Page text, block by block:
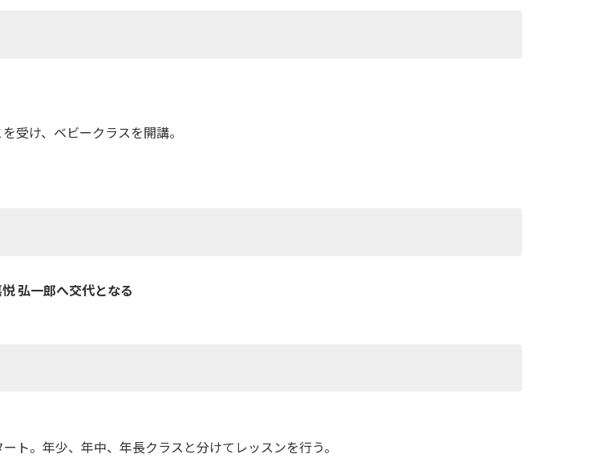
受け、ベビークラスを開講。
弘一郎へ交代となる
ト。年少、年中、年長クラスと分けてレッスンを行う。